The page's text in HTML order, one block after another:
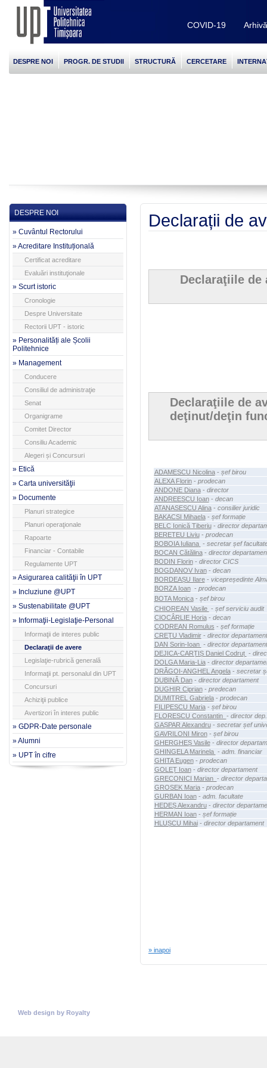
COVID-19
DESPRE NOI PROGR. DE STUDII STRUCTURĂ CERCETARE
DESPRE NOI
» Cuvântul Rectorului
» Acreditare Instituțională
Certificat acreditare
Evaluări instituţionale
» Scurt istoric
Cronologie
Despre Universitate
Rectorii UPT - istoric
» Personalități ale Școlii
Politehnice
» Management
Conducere
Consiliul de administraţie
Senat
Organigrame
Comitet Director
Consiliu Academic
Alegeri și Concursuri
» Etică
» Carta universităţii
» Documente
Planuri strategice
Planuri operaţionale
Rapoarte
Financiar - Contabile
Regulamente UPT
» Asigurarea calităţii în UPT
» Incluziune @UPT
» Sustenabilitate @UPT
» Informaţii-Legislaţie-Personal
Informaţii de interes public
Declaraţii de avere
Legislaţie-rubrică generală
Informaţii pt. personalul din UPT
Concursuri
Achiziţii publice
Avertizori în interes public
» GDPR-Date personale
» Alumni
» UPT în cifre
Declarații de
Declaraţiile de
Declaraţiile de
deţinut/deţin
ADAMESCU Nicolina- șef birou
ALEXA Florin- prodecan
ANDONE Diana- director
ANDREESCU Ioan- decan
ATANASESCU Alina- consilier juridic
BAKACSI Mihaela- șef formație
BELC Ionică Tiberiu- director
BERETEU Liviu- prodecan
BOBOIA Iuliana - secretar șef
BOCAN Cătălina- director
BODIN Florin- director CICS
BOGDANOV Ivan- decan
BORDEAȘU Ilare- vicepreședinte
BORZA Ioan - prodecan
BOTA Monica- șef birou
CHIOREAN Vasile - șef serviciu audit
CIOCÂRLIE Horia- decan
CODREAN Romulus - șef formație
CREȚU Vladimir- director departament
DAN Sorin-Ioan - director departament
DEJICA-CARȚIȘ Daniel Codruț -
DOLGA Maria-Lia- director
DRĂGOI-ANGHEL Angela- secretar
DUBINĂ Dan- director departament
DUGHIR Ciprian- predecan
DUMITREL Gabriela- prodecan
FILIPESCU Maria- șef birou
FLORESCU Constantin - director dep.
GAȘPAR Alexandru- secretar șef
GAVRILONI Miron- șef birou
GHERGHEȘ Vasile- director
GHINGELA Marinela - adm. financiar
GHITA Eugen- prodecan
GOLEȚ Ioan- director departament
GRECONICI Marian - director
GROSEK Maria- prodecan
GURBAN Ioan- adm. facultate
HEDEȘ Alexandru- director
HERMAN Ioan- șef formație
HLUȘCU Mihai- director departament
» inapoi
Web design by Royalty